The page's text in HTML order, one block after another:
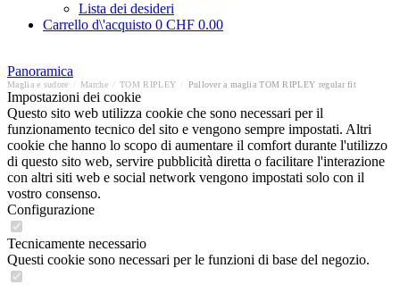
Lista dei desideri
Carrello d\'acquisto 0 CHF 0.00
Panoramica
Maglia e sudore Marche TOM RIPLEY Pullover a maglia TOM RIPLEY regular fit
Impostazioni dei cookie
Questo sito web utilizza cookie che sono necessari per il
funzionamento tecnico del sito e vengono sempre impostati. Altri
cookie che hanno lo scopo di aumentare il comfort durante l'utilizzo
di questo sito web, servire pubblicità diretta o facilitare l'interazione
con altri siti web e social network vengono impostati solo con il
vostro consenso.
Configurazione
Tecnicamente necessario
Questi cookie sono necessari per le funzioni di base del negozio.